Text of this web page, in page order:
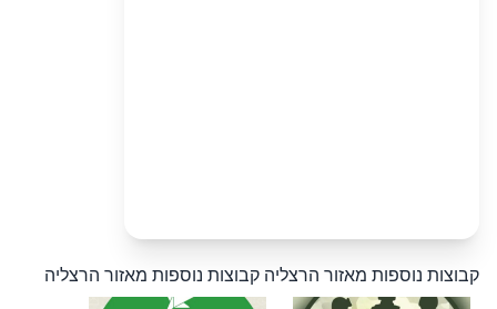
קבוצות נוספות מאזור הרצליה קבוצות נוספות מאזור הרצליה